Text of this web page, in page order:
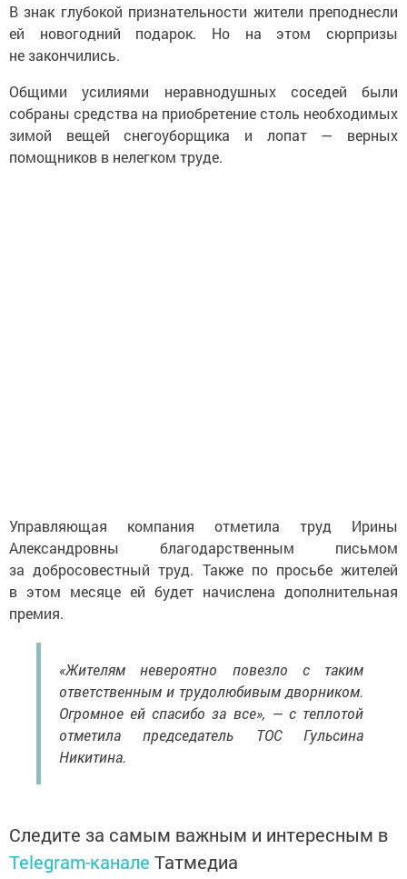
В знак глубокой признательности жители преподнесли
ей новогодний подарок. Но на этом сюрпризы
не закончились.
Общими усилиями неравнодушных соседей были
собраны средства на приобретение столь необходимых
зимой вещей снегоуборщика и лопат — верных
помощников в нелегком труде.
Управляющая компания отметила труд Ирины
Александровны благодарственным письмом
за добросовестный труд. Также по просьбе жителей
в этом месяце ей будет начислена дополнительная
премия.
«Жителям невероятно повезло с таким
ответственным и трудолюбивым дворником.
Огромное ей спасибо за все», — с теплотой
отметила председатель ТОС Гульсина
Никитина.
Следите за самым важным и интересным в
Telegram-канале Татмедиа